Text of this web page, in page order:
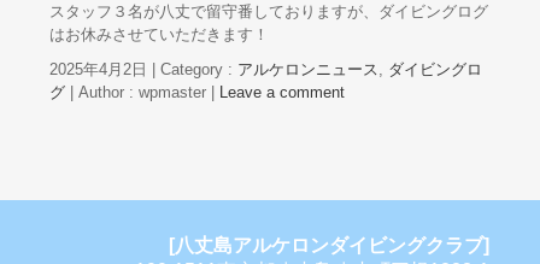
スタッフ３名が八丈で留守番しておりますが、ダイビングログ
はお休みさせていただきます！
2025年4月2日 | Category : アルケロンニュース
ダイビングロ
グ | Author : wpmaster | Leave a comment
[八丈島アルケロンダイビングクラブ]